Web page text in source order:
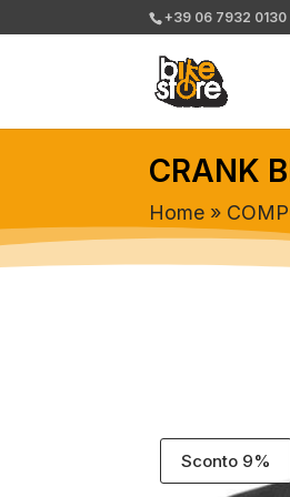
+39 06 7932 0130
CRANK
Home »
Sconto 9%